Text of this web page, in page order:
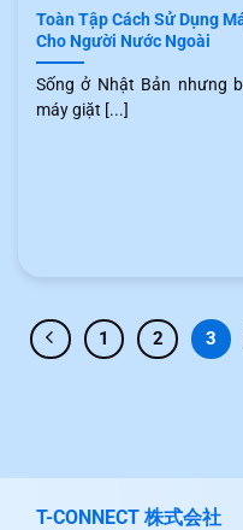
Toàn Tập Cách Sử Dụng
Cho Người Nước Ngoài
Sống ở Nhật Bản nhưng
máy giặt [...]
1 2 3
T-CONNECT 株式会社